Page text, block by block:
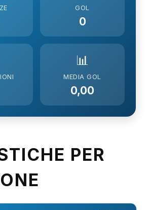
GOL
0
📊
MEDIA GOL
0,00
PER